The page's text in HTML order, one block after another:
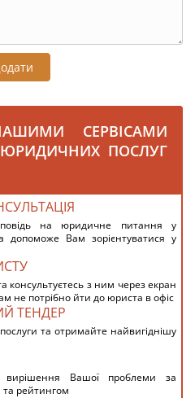
СЕРВІСАМИ
ПОСЛУГ
на юридичне питання у
допоможе Вам зорієнтуватися у
консультуєтесь з ним через екран
не потрібно йти до юриста в офіс
ТЕНДЕР
та отримайте найвигіднішу
Вашої проблеми за
рейтингом